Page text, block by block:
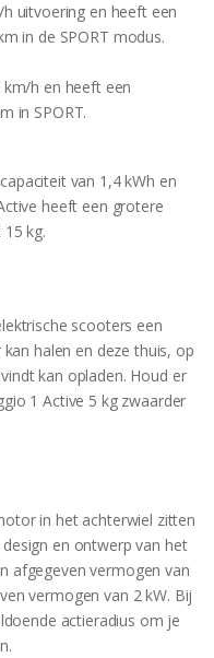
uitvoering en heeft een
in de SPORT modus.
h en heeft een
in SPORT.
van 1,4 kWh en
heeft een grotere
kg.
scooters een
halen en deze thuis, op
kan opladen. Houd er
1 Active 5 kg zwaarder
in het achterwiel zitten
en ontwerp van het
afgegeven vermogen van
vermogen van 2 kW. Bij
actieradius om je